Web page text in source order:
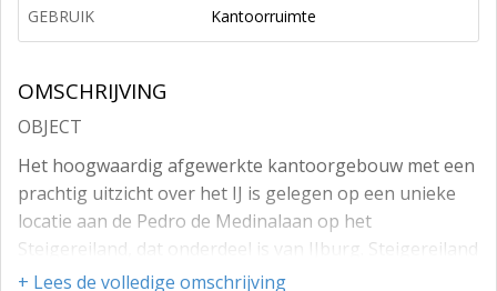
GEBRUIK
Kantoorruimte
OMSCHRIJVING
OBJECT
Het hoogwaardig afgewerkte kantoorgebouw met een
prachtig uitzicht over het IJ is gelegen op een unieke
locatie aan de Pedro de Medinalaan op het
Steigereiland, dat onderdeel is van IJburg. Steigereiland
is vanaf het centrum van Amsterdam gezien het eerste
+ Lees de volledige omschrijving